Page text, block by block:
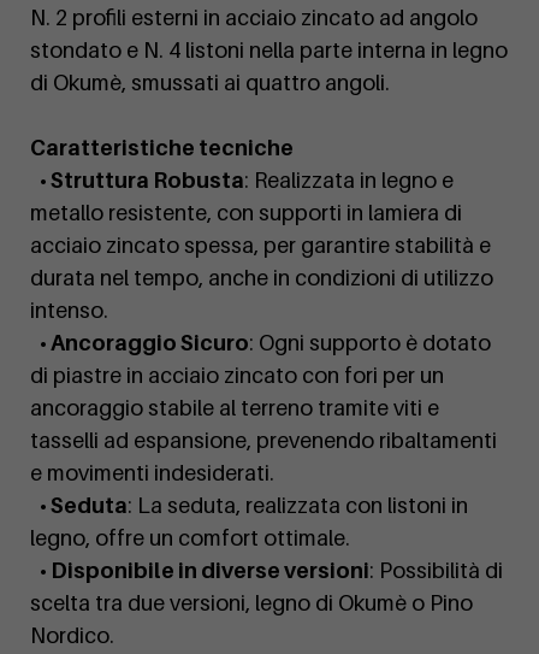
N. 2 profili esterni in acciaio zincato ad angolo
stondato e N. 4 listoni nella parte interna in legno
di Okumè, smussati ai quattro angoli.
Caratteristiche tecniche
• Struttura Robusta: Realizzata in legno e
metallo resistente, con supporti in lamiera di
acciaio zincato spessa, per garantire stabilità e
durata nel tempo, anche in condizioni di utilizzo
intenso.
• Ancoraggio Sicuro: Ogni supporto è dotato
di piastre in acciaio zincato con fori per un
ancoraggio stabile al terreno tramite viti e
tasselli ad espansione, prevenendo ribaltamenti
e movimenti indesiderati.
• Seduta: La seduta, realizzata con listoni in
legno, offre un comfort ottimale.
• Disponibile in diverse versioni: Possibilità di
scelta tra due versioni, legno di Okumè o Pino
Nordico.